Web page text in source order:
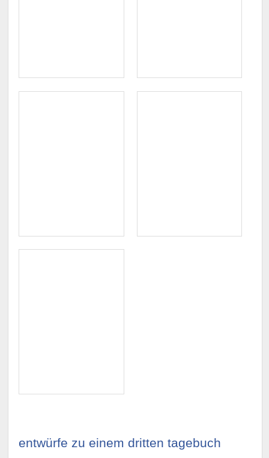
entwürfe zu einem dritten tagebuch